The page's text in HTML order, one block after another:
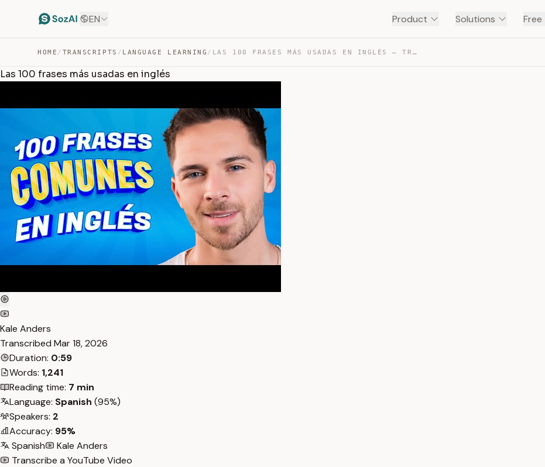
EN Product Solutions Free
HOME / TRANSCRIPTS / LANGUAGE LEARNING / LAS 100 FRASES MÁS USADAS EN INGLÉS — TRANSCRIPT
Las 100 frases más usadas en inglés
Kale Anders
Transcribed Mar 18, 2026
Duration: 0:59
Words: 1,241
Reading time: 7 min
Language: Spanish (95%)
Speakers: 2
Accuracy: 95%
Spanish
Kale Anders
Transcribe a YouTube Video